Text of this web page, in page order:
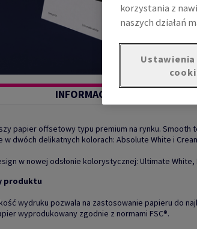
INFORMACJE O PRODUKCIE
papier offsetowy typu premium na rynku. Smooth
w dwóch delikatnych kolorach: Absolute White i
w nowej odsłonie kolorystycznej: Ultimate
produktu
wydruku pozwala na zastosowanie papieru do
wyprodukowany zgodnie z normami FSC®.
korzystania z
naszych działań